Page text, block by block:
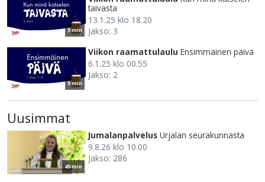
5 min
taivasta
13.1.25 klo 18.20
Jakso: 3
5 min
Viikon raamattulaulu Ensimmäinen päivä
6.1.25 klo 00.55
Jakso: 2
Uusimmat
45 min
Jumalanpalvelus Urjalan seurakunnasta
9.8.26 klo 10.00
Jakso: 286